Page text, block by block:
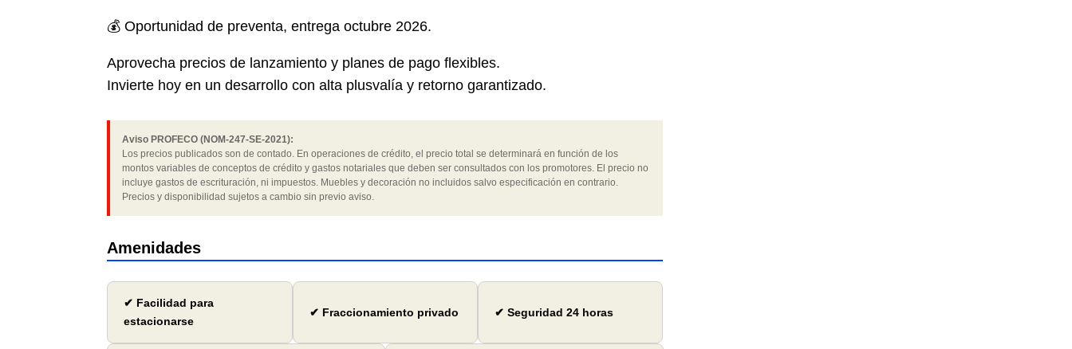
💰 Oportunidad de preventa, entrega octubre 2026.
Aprovecha precios de lanzamiento y planes de pago flexibles.
Invierte hoy en un desarrollo con alta plusvalía y retorno garantizado.
Aviso PROFECO (NOM-247-SE-2021):
Los precios publicados son de contado. En operaciones de crédito, el precio total se determinará en función de los
montos variables de conceptos de crédito y gastos notariales que deben ser consultados con los promotores. El precio no
incluye gastos de escrituración, ni impuestos. Muebles y decoración no incluidos salvo especificación en contrario.
Precios y disponibilidad sujetos a cambio sin previo aviso.
Amenidades
✔ Facilidad para
estacionarse
✔ Fraccionamiento privado ✔ Seguridad 24 horas